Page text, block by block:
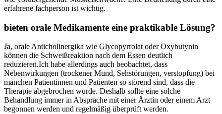
erfahrene fachperson ist wichtig.
bieten orale Medikamente‌ eine ⁤praktikable ‌Lösung?
Ja, orale Anticholinergika ⁤wie Glycopyrrolat oder Oxybutynin
‍können die⁢ Schweißreaktion ​nach dem‌ Essen deutlich
reduzieren.Ich habe ‌allerdings auch beobachtet, dass
Nebenwirkungen (trockener‍ Mund, Sehstörungen, verstopfung)‍ bei
manchen Patientinnen und ⁢Patienten so ⁤störend sind, ⁤dass die
Therapie abgebrochen wurde. Deshalb sollte eine⁢ solche
‍Behandlung immer in Absprache ⁤mit einer Ärztin oder‌ einem Arzt
begonnen⁤ werden und regelmäßig​ überprüft werden.